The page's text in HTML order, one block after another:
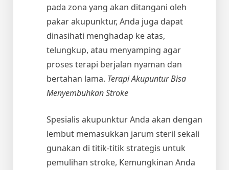
pada zona yang akan ditangani oleh
pakar akupunktur, Anda juga dapat
dinasihati menghadap ke atas,
telungkup, atau menyamping agar
proses terapi berjalan nyaman dan
bertahan lama. Terapi Akupuntur Bisa
Menyembuhkan Stroke
Spesialis akupunktur Anda akan dengan
lembut memasukkan jarum steril sekali
gunakan di titik-titik strategis untuk
pemulihan stroke, Kemungkinan Anda